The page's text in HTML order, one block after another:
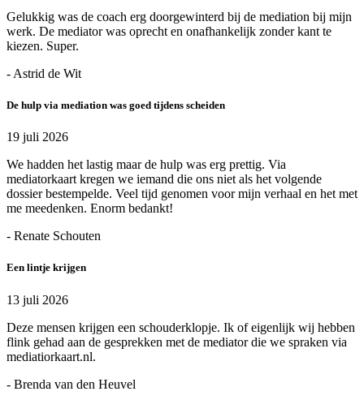
Gelukkig was de coach erg doorgewinterd bij de mediation bij mijn
werk. De mediator was oprecht en onafhankelijk zonder kant te
kiezen. Super.
- Astrid de Wit
De hulp via mediation was goed tijdens scheiden
19 juli 2026
We hadden het lastig maar de hulp was erg prettig. Via
mediatorkaart kregen we iemand die ons niet als het volgende
dossier bestempelde. Veel tijd genomen voor mijn verhaal en het met
me meedenken. Enorm bedankt!
- Renate Schouten
Een lintje krijgen
13 juli 2026
Deze mensen krijgen een schouderklopje. Ik of eigenlijk wij hebben
flink gehad aan de gesprekken met de mediator die we spraken via
mediatiorkaart.nl.
- Brenda van den Heuvel